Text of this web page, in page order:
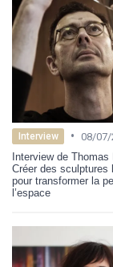
Interview • 08/07/
Interview de Thomas
Créer des sculptures
pour transformer la
l’espace